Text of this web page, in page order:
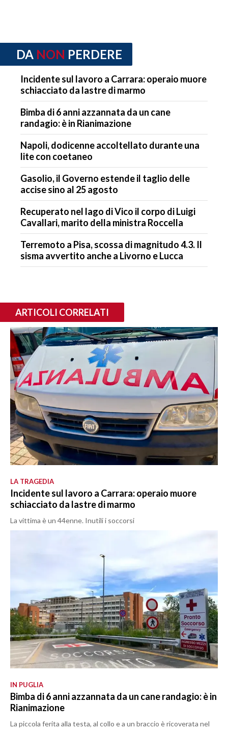
DA NON PERDERE
Incidente sul lavoro a Carrara: operaio muore
schiacciato da lastre di marmo
Bimba di 6 anni azzannata da un cane
randagio: è in Rianimazione
Napoli, dodicenne accoltellato durante una
lite con coetaneo
Gasolio, il Governo estende il taglio delle
accise sino al 25 agosto
Recuperato nel lago di Vico il corpo di Luigi
Cavallari, marito della ministra Roccella
Terremoto a Pisa, scossa di magnitudo 4.3. Il
sisma avvertito anche a Livorno e Lucca
ARTICOLI CORRELATI
LA TRAGEDIA
Incidente sul lavoro a Carrara: operaio muore
schiacciato da lastre di marmo
La vittima è un 44enne. Inutili i soccorsi
IN PUGLIA
Bimba di 6 anni azzannata da un cane randagio: è in
Rianimazione
La piccola ferita alla testa, al collo e a un braccio è ricoverata nel